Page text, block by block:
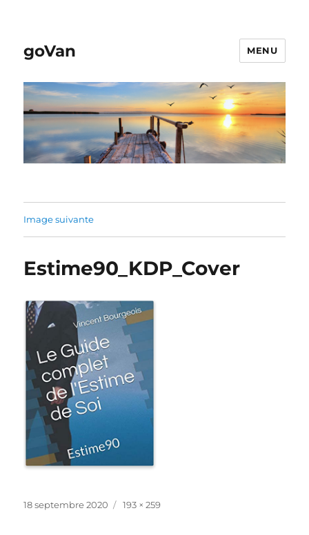
goVan MENU
Image suivante
Estime90_KDP_Cover
Publié
18 septembre 2020
Taille
193 × 259